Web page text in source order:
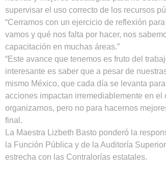
supervisar el uso correcto de los recursos
“Cerramos con un ejercicio de reflexión
vamos y qué nos falta por hacer, nos
capacitación en muchas áreas.”
“Este avance que tenemos es fruto del
interesante es saber que a pesar de
mismo México, que cada día se levanta
acciones impactan irremediablemente en
organizarnos, pero no para hacernos
final.
La Maestra Lizbeth Basto ponderó la
la Función Pública y de la Auditoría
estrecha con las Contralorías estatales.